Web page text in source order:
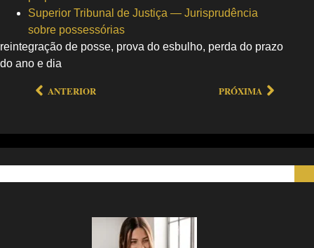
Superior Tribunal de Justiça — Jurisprudência
sobre possessórias
reintegração de posse, prova do esbulho, perda do prazo
do ano e dia
ANTERIOR PRÓXIMA